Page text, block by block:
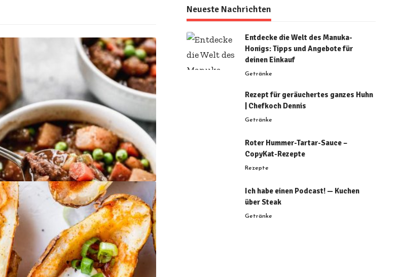
Neueste Nachrichten
Entdecke die Welt des Manuka-
Honigs: Tipps und Angebote für
deinen Einkauf
Getränke
Rezept für geräuchertes ganzes Huhn
| Chefkoch Dennis
Getränke
Roter Hummer-Tartar-Sauce –
CopyKat-Rezepte
Rezepte
Ich habe einen Podcast! — Kuchen
über Steak
Getränke